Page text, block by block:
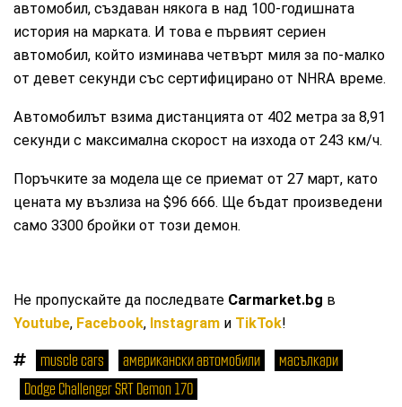
автомобил, създаван някога в над 100-годишната
история на марката. И това е първият сериен
автомобил, който изминава четвърт миля за по-малко
от девет секунди със сертифицирано от NHRA време.
Автомобилът взима дистанцията от 402 метра за 8,91
секунди с максимална скорост на изхода от 243 км/ч.
Поръчките за модела ще се приемат от 27 март, като
цената му възлиза на $96 666. Ще бъдат произведени
само 3300 бройки от този демон.
Не пропускайте да последвате Carmarket.bg в
Youtube, Facebook, Instagram и TikTok!
muscle cars американски автомобили
масълкари
Dodge Challenger SRT Demon 170